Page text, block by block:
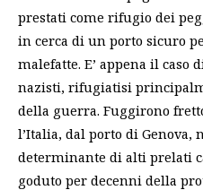
prestati come rifugio dei
in cerca di un porto sicuro
malefatte. E’ appena il
nazisti, rifugiatisi
della guerra. Fuggirono
l’Italia, dal porto di Genova,
determinante di alti prelati
goduto per decenni della